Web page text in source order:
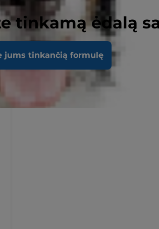
tinkamą ėdalą
jums tinkančią formulę